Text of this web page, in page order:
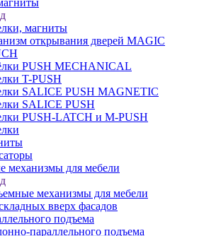
магниты
открывания дверей MAGIC
PUSH MECHANICAL
T-PUSH
SALICE PUSH MAGNETIC
SALICE PUSH
PUSH-LATCH и M-PUSH
механизмы для мебели
механизмы для мебели
вверх фасадов
подъема
параллельного подъема